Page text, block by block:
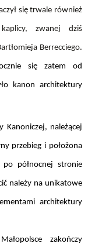
się trwale również
zwanej dziś
Berrecciego.
się zatem od
kanon architektury
Kanoniczej, należącej
przebieg i położona
północnej stronie
należy na unikatowe
architektury
zakończy